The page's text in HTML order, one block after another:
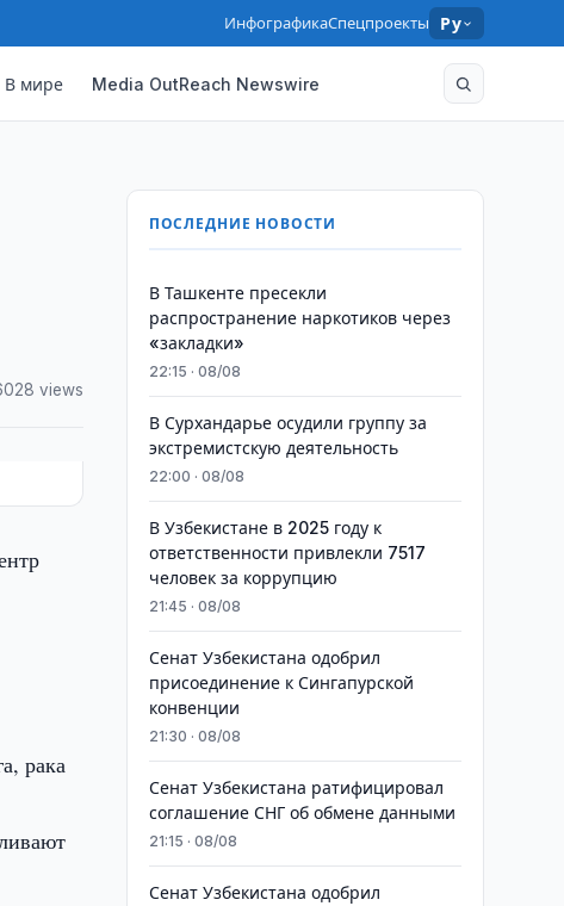
ИнфографикаСпецпроекты Ру
В мире Media OutReach Newswire
views
рака
ПОСЛЕДНИЕ НОВОСТИ
В Ташкенте пресекли
распространение наркотиков через
«закладки»
22:15 · 08/08
В Сурхандарье осудили группу за
экстремистскую деятельность
22:00 · 08/08
В Узбекистане в 2025 году к
ответственности привлекли 7517
человек за коррупцию
21:45 · 08/08
Сенат Узбекистана одобрил
присоединение к Сингапурской
конвенции
21:30 · 08/08
Сенат Узбекистана ратифицировал
соглашение СНГ об обмене данными
21:15 · 08/08
Сенат Узбекистана одобрил